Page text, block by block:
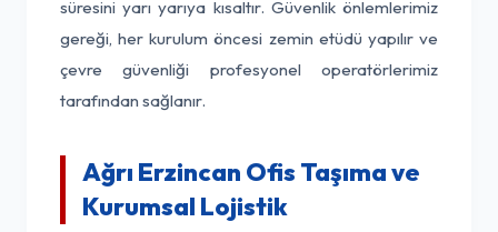
süresini yarı yarıya kısaltır. Güvenlik önlemlerimiz
gereği, her kurulum öncesi zemin etüdü yapılır ve
çevre güvenliği profesyonel operatörlerimiz
tarafından sağlanır.
Ağrı Erzincan Ofis Taşıma ve
Kurumsal Lojistik